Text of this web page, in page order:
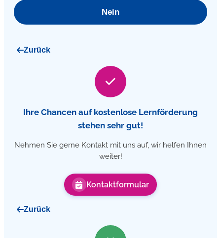
Nein
Zurück
Ihre Chancen auf kostenlose Lernförderung
stehen sehr gut!
Nehmen Sie gerne Kontakt mit uns auf, wir helfen Ihnen
weiter!
Kontaktformular
Zurück